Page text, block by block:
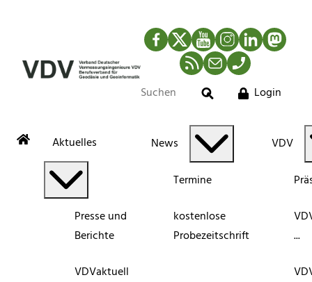
Facebook
TwitterYouTubeInstagram
LinkedIn
RSS-Newsfeed
MailTelefon
Suche
Login
Aktuelles
Presse und
Berichte
VDVaktuell
News
Termine
kostenlose
Probezeitschrift
VDV
...